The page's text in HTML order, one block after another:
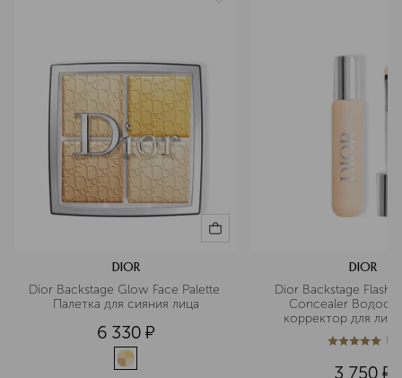
DIOR
Dior Backstage Glow Face Palette
Палетка для сияния лица
6 330 ¤
DIOR
Dior Backstage Flash
Concealer
корректор для
5из 51 (
3 750 ¤